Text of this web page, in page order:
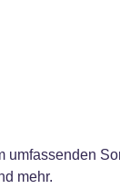
umfassenden
mehr.